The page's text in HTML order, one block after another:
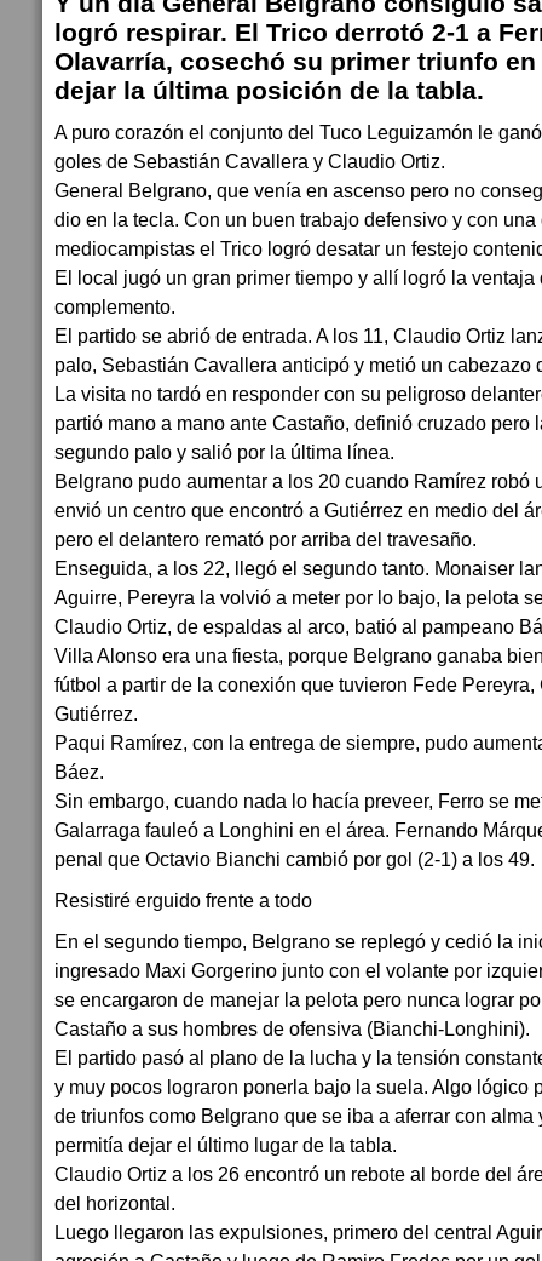
logró respirar. El Trico derrotó 2-1 a
Olavarría, cosechó su primer triunfo
dejar la última posición de la tabla.
A puro corazón el conjunto del Tuco Leguizamón le
goles de Sebastián Cavallera y Claudio Ortiz.
General Belgrano, que venía en ascenso pero no
dio en la tecla. Con un buen trabajo defensivo y con
mediocampistas el Trico logró desatar un festejo
El local jugó un gran primer tiempo y allí logró la
complemento.
El partido se abrió de entrada. A los 11, Claudio Ortiz
palo, Sebastián Cavallera anticipó y metió un cabezazo
La visita no tardó en responder con su peligroso
partió mano a mano ante Castaño, definió cruzado pero
segundo palo y salió por la última línea.
Belgrano pudo aumentar a los 20 cuando Ramírez robó
envió un centro que encontró a Gutiérrez en medio del
pero el delantero remató por arriba del travesaño.
Enseguida, a los 22, llegó el segundo tanto. Monaiser
Aguirre, Pereyra la volvió a meter por lo bajo, la pelota
Claudio Ortiz, de espaldas al arco, batió al pampeano
Villa Alonso era una fiesta, porque Belgrano ganaba
fútbol a partir de la conexión que tuvieron Fede
Gutiérrez.
Paqui Ramírez, con la entrega de siempre, pudo
Báez.
Sin embargo, cuando nada lo hacía preveer, Ferro se
Galarraga fauleó a Longhini en el área. Fernando
penal que Octavio Bianchi cambió por gol (2-1) a los 49.
Resistiré erguido frente a todo
En el segundo tiempo, Belgrano se replegó y cedió la
ingresado Maxi Gorgerino junto con el volante por
se encargaron de manejar la pelota pero nunca lograr
Castaño a sus hombres de ofensiva (Bianchi-Longhini).
El partido pasó al plano de la lucha y la tensión
y muy pocos lograron ponerla bajo la suela. Algo lógico
de triunfos como Belgrano que se iba a aferrar con alma
permitía dejar el último lugar de la tabla.
Claudio Ortiz a los 26 encontró un rebote al borde del
del horizontal.
Luego llegaron las expulsiones, primero del central